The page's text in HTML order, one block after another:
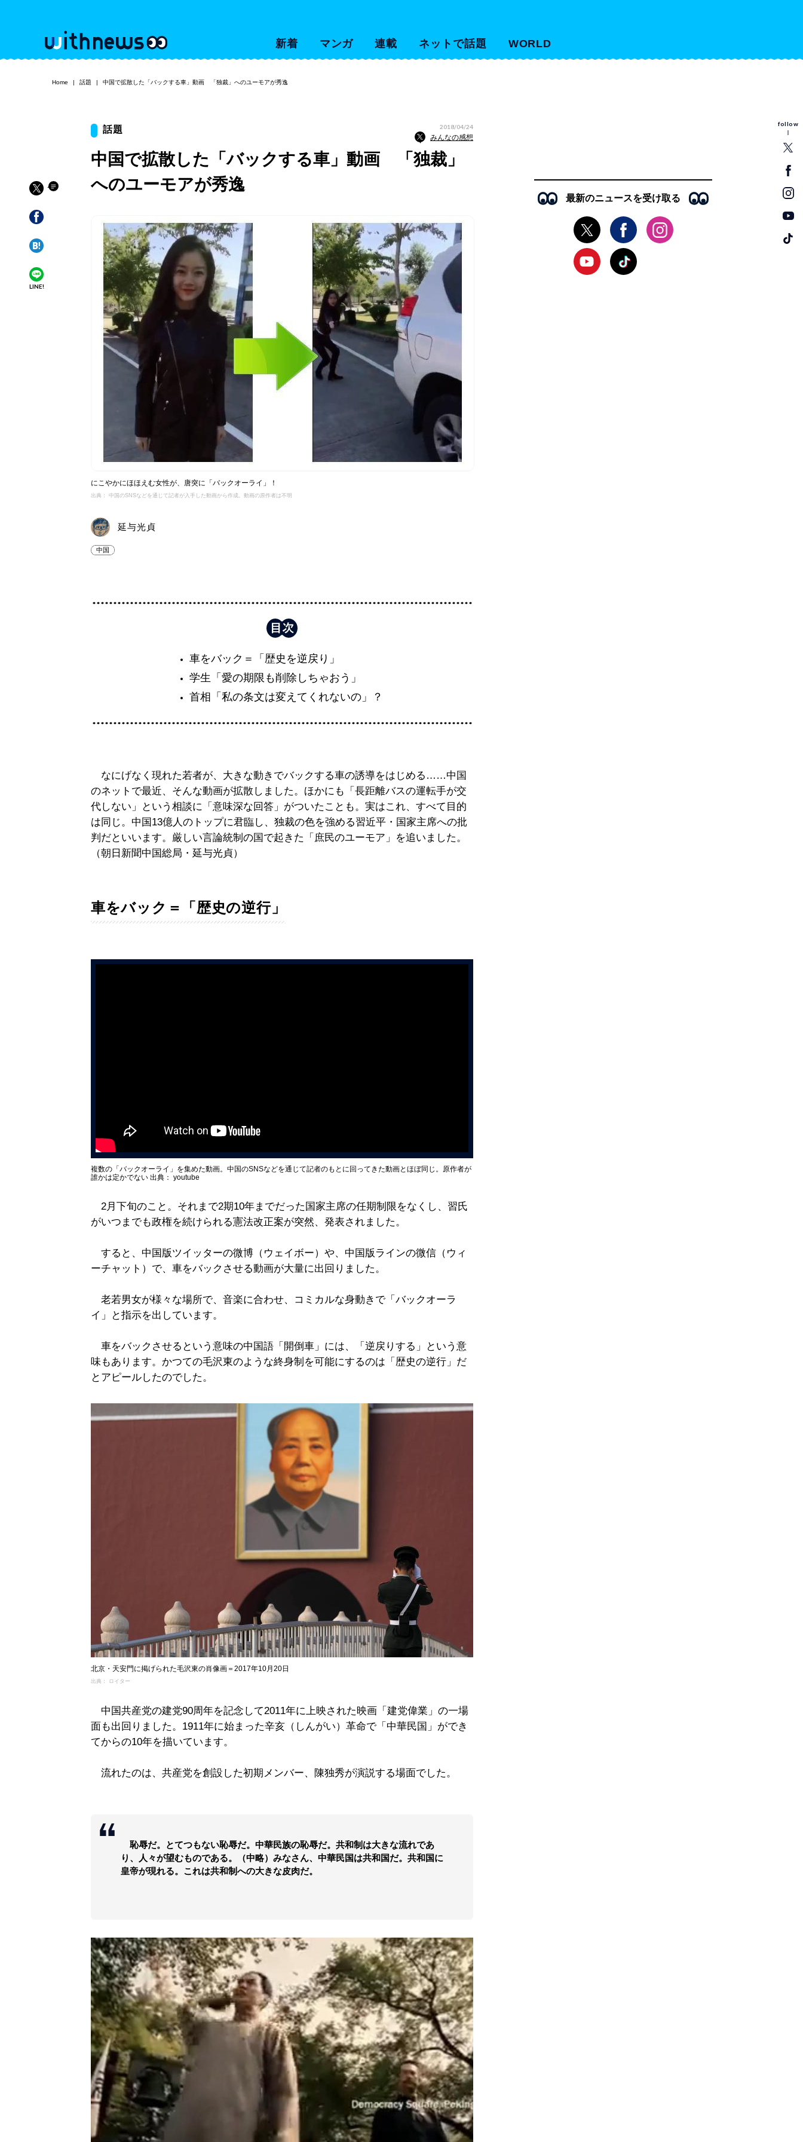
新着 マンガ 連載 ネットで話題 WORLD
follow
Home 話題 中国で拡散した「バックする車」動画 「独裁」へのユーモアが秀逸
LINE!
話題 2018/04/24
みんなの感想
中国で拡散した「バックする車」動画 「独裁」
へのユーモアが秀逸
にこやかにほほえむ女性が、唐突に「バックオーライ」！
出典： 中国のSNSなどを通じて記者が入手した動画から作成。動画の原作者は不明
延与光貞
中国
車をバック＝「歴史を逆戻り」
学生「愛の期限も削除しちゃおう」
首相「私の条文は変えてくれないの」？
なにげなく現れた若者が、大きな動きでバックする車の誘導をはじめる……中国
のネットで最近、そんな動画が拡散しました。ほかにも「長距離バスの運転手が交
代しない」という相談に「意味深な回答」がついたことも。実はこれ、すべて目的
は同じ。中国13億人のトップに君臨し、独裁の色を強める習近平・国家主席への批
判だといいます。厳しい言論統制の国で起きた「庶民のユーモア」を追いました。
（朝日新聞中国総局・延与光貞）
車をバック＝「歴史の逆行」
複数の「バックオーライ」を集めた動画。中国のSNSなどを通じて記者のもとに回ってきた動画とほぼ同じ。原作者が
誰かは定かでない 出典： youtube
2月下旬のこと。それまで2期10年までだった国家主席の任期制限をなくし、習氏
がいつまでも政権を続けられる憲法改正案が突然、発表されました。
すると、中国版ツイッターの微博（ウェイボー）や、中国版ラインの微信（ウィ
ーチャット）で、車をバックさせる動画が大量に出回りました。
老若男女が様々な場所で、音楽に合わせ、コミカルな身動きで「バックオーラ
イ」と指示を出しています。
車をバックさせるという意味の中国語「開倒車」には、「逆戻りする」という意
味もあります。かつての毛沢東のような終身制を可能にするのは「歴史の逆行」だ
とアピールしたのでした。
北京・天安門に掲げられた毛沢東の肖像画＝2017年10月20日
出典： ロイター
中国共産党の建党90周年を記念して2011年に上映された映画「建党偉業」の一場
面も出回りました。1911年に始まった辛亥（しんがい）革命で「中華民国」ができ
てからの10年を描いています。
流れたのは、共産党を創設した初期メンバー、陳独秀が演説する場面でした。
恥辱だ。とてつもない恥辱だ。中華民族の恥辱だ。共和制は大きな流れであ
り、人々が望むものである。（中略）みなさん、中華民国は共和国だ。共和国に
皇帝が現れる。これは共和制への大きな皮肉だ。
最新のニュースを受け取る